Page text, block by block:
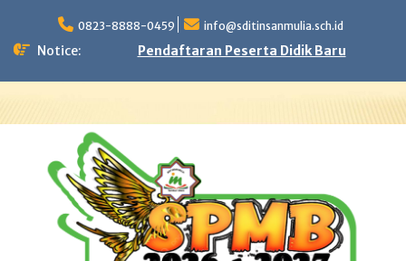
content
0823-8888-0459 info@sditinsanmulia.sch.id
Notice: Pendaftaran Peserta Didik Baru